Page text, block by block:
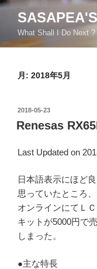
コ
ン
What Shall I Do Next ?
月: 2018年5月
投
稿
日:
2018-05-23
Renesas
Last Updated on
日本語表示にほど
思っていたところ
オンラインにてＬ
キットが5000円で
しまった。
●主な特長